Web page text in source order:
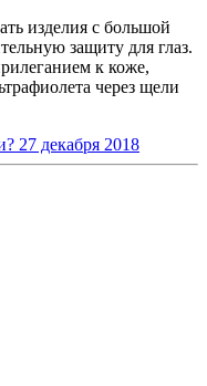
изделия с большой
защиту для глаз.
к коже,
через щели